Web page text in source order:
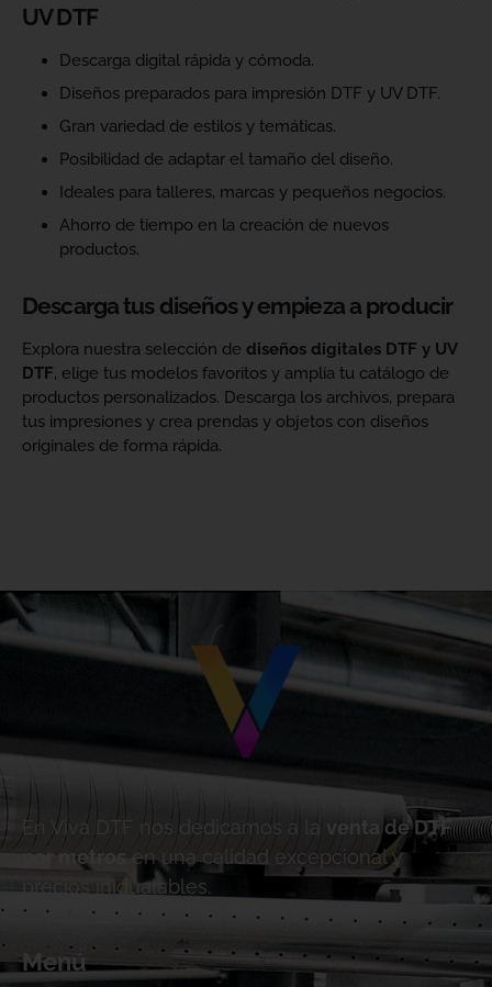
UV DTF
Descarga digital rápida y cómoda.
Diseños preparados para impresión DTF y UV DTF.
Gran variedad de estilos y temáticas.
Posibilidad de adaptar el tamaño del diseño.
Ideales para talleres, marcas y pequeños negocios.
Ahorro de tiempo en la creación de nuevos
productos.
Descarga tus diseños y empieza a producir
Explora nuestra selección de diseños digitales DTF y UV
DTF, elige tus modelos favoritos y amplía tu catálogo de
productos personalizados. Descarga los archivos, prepara
tus impresiones y crea prendas y objetos con diseños
originales de forma rápida.
En Viva DTF nos dedicamos a la
venta de DTF
por metros
en una calidad excepcional y
precios inigualables.
Menú